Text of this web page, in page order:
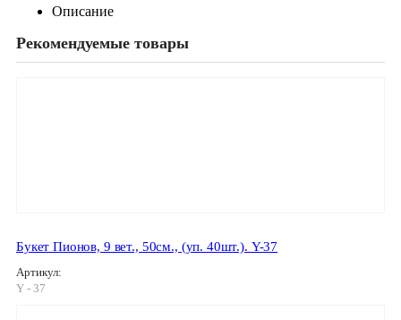
Описание
Рекомендуемые товары
Букет Пионов, 9 вет., 50см., (уп. 40шт.). Y-37
Артикул:
Y - 37